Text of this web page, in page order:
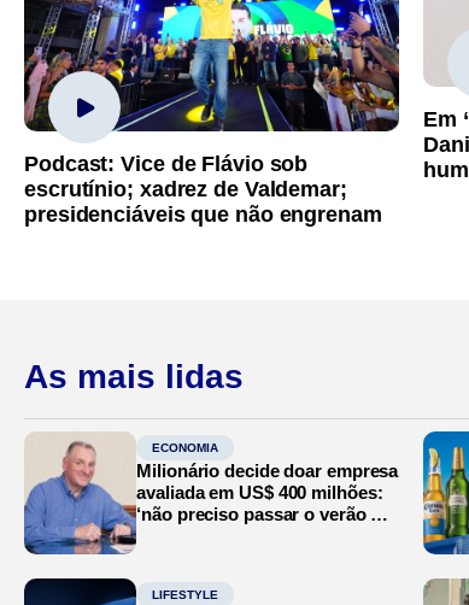
Podcast: Vice de Flávio sob
escrutínio; xadrez de Valdemar;
presidenciáveis que não engrenam
Em
As mais lidas
ECONOMIA
Milionário decide doar empresa
avaliada em US$ 400 milhões:
‘não preciso passar o verão no
LIFESTYLE